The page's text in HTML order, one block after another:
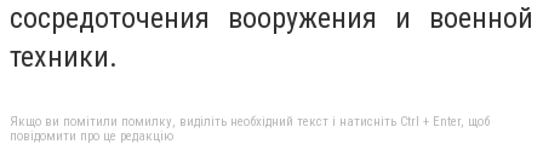
сосредоточения вооружения и военной
техники.
Якщо ви помітили помилку, виділіть необхідний текст і натисніть Ctrl + Enter, щоб
повідомити про це редакцію